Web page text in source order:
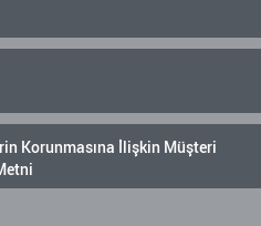
Korunmasına İlişkin Müşteri